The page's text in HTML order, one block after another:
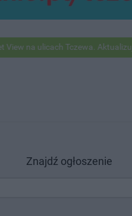
ulicach Tczewa. Aktualizują mapy
Znajdź ogłoszenie